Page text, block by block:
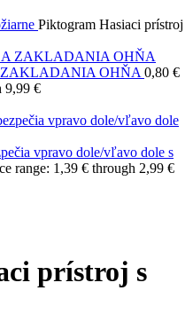
Piktogram Hasiaci prístroj
ZAKLADANIA OHŇA 0,80 €
9,99 €
vpravo dole/vľavo dole s
range: 1,39 € through 2,99 €
prístroj s